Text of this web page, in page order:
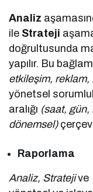
Analiz
ile Strateji
doğrultusunda
yapılır. Bu
etkileşim,
yönetsel
aralığı (saat, gün,
dönemsel)
Raporlama
Analiz, Stratejive